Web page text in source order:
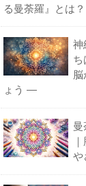
る曼荼羅』とは？
神
ち
ょう ―
曼
や